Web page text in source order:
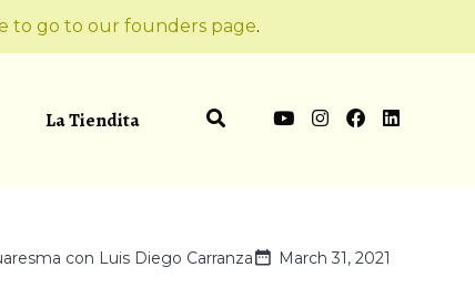
to go to our founders page.
La Tiendita
con Luis Diego Carranza
March 31, 2021